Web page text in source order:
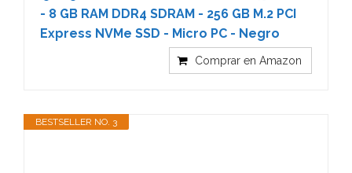
- 8 GB RAM DDR4 SDRAM - 256 GB M.2 PCI
Express NVMe SSD - Micro PC - Negro
Comprar en Amazon
BESTSELLER NO. 3